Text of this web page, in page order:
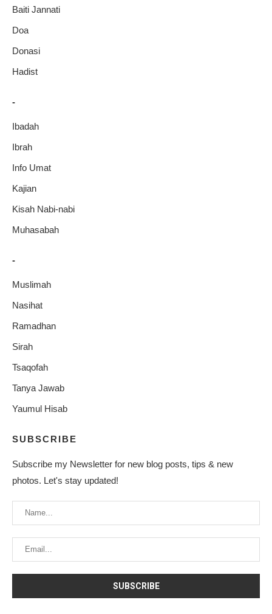
Baiti Jannati
Doa
Donasi
Hadist
-
Ibadah
Ibrah
Info Umat
Kajian
Kisah Nabi-nabi
Muhasabah
-
Muslimah
Nasihat
Ramadhan
Sirah
Tsaqofah
Tanya Jawab
Yaumul Hisab
SUBSCRIBE
Subscribe my Newsletter for new blog posts, tips & new
photos. Let's stay updated!